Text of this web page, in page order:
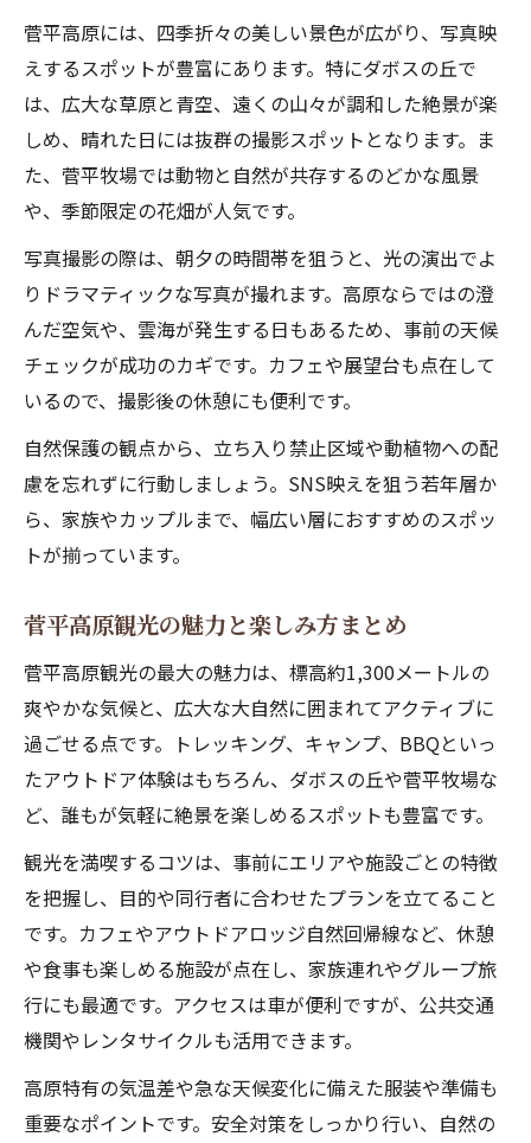
菅平高原には、四季折々の美しい景色が広がり、写真映
えするスポットが豊富にあります。特にダボスの丘で
は、広大な草原と青空、遠くの山々が調和した絶景が楽
しめ、晴れた日には抜群の撮影スポットとなります。ま
た、菅平牧場では動物と自然が共存するのどかな風景
や、季節限定の花畑が人気です。
写真撮影の際は、朝夕の時間帯を狙うと、光の演出でよ
りドラマティックな写真が撮れます。高原ならではの澄
んだ空気や、雲海が発生する日もあるため、事前の天候
チェックが成功のカギです。カフェや展望台も点在して
いるので、撮影後の休憩にも便利です。
自然保護の観点から、立ち入り禁止区域や動植物への配
慮を忘れずに行動しましょう。SNS映えを狙う若年層か
ら、家族やカップルまで、幅広い層におすすめのスポッ
トが揃っています。
菅平高原観光の魅力と楽しみ方まとめ
菅平高原観光の最大の魅力は、標高約1,300メートルの
爽やかな気候と、広大な大自然に囲まれてアクティブに
過ごせる点です。トレッキング、キャンプ、BBQといっ
たアウトドア体験はもちろん、ダボスの丘や菅平牧場な
ど、誰もが気軽に絶景を楽しめるスポットも豊富です。
観光を満喫するコツは、事前にエリアや施設ごとの特徴
を把握し、目的や同行者に合わせたプランを立てること
です。カフェやアウトドアロッジ自然回帰線など、休憩
や食事も楽しめる施設が点在し、家族連れやグループ旅
行にも最適です。アクセスは車が便利ですが、公共交通
機関やレンタサイクルも活用できます。
高原特有の気温差や急な天候変化に備えた服装や準備も
重要なポイントです。安全対策をしっかり行い、自然の